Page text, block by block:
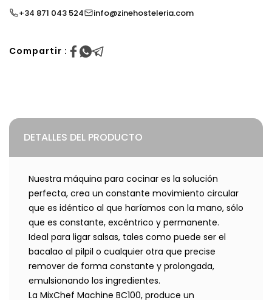
+34 871 043 524 info@zinehosteleria.com
Compartir :
DETALLES DEL PRODUCTO
Nuestra máquina para cocinar es la solución
perfecta, crea un constante movimiento circular
que es idéntico al que haríamos con la mano, sólo
que es constante, excéntrico y permanente.
Ideal para ligar salsas, tales como puede ser el
bacalao al pilpil o cualquier otra que precise
remover de forma constante y prolongada,
emulsionando los ingredientes.
La MixChef Machine BC100, produce un